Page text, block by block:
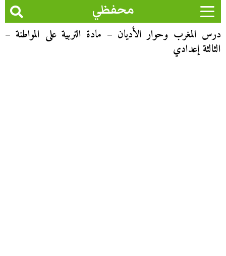
محفظي
درس المغرب وحوار الأديان – مادة التربية على المواطنة –
الثالثة إعدادي